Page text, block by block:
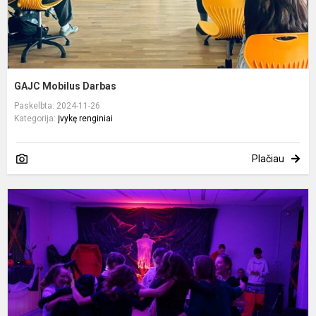
GAJC Mobilus Darbas
Paskelbta: 2024-11-26
Kategorija: Įvykę renginiai
Plačiau